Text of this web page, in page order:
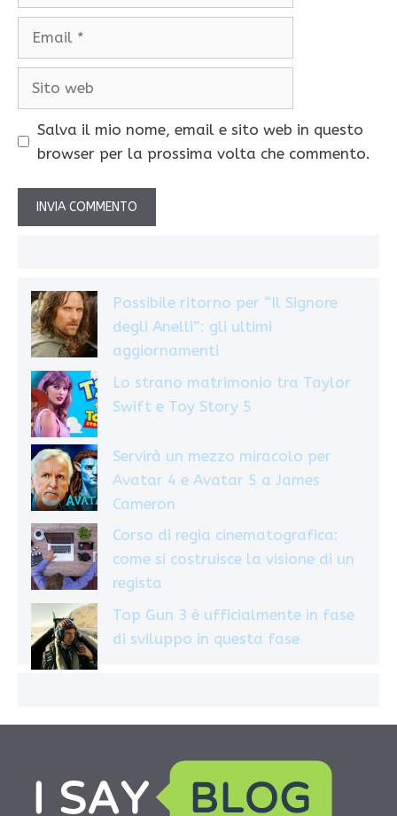
Salva il mio nome, email e sito web in questo
browser per la prossima volta che commento.
Possibile ritorno per “Il Signore
degli Anelli”: gli ultimi
aggiornamenti
Lo strano matrimonio tra Taylor
Swift e Toy Story 5
Servirà un mezzo miracolo per
Avatar 4 e Avatar 5 a James
Cameron
Corso di regia cinematografica:
come si costruisce la visione di un
regista
Top Gun 3 è ufficialmente in fase
di sviluppo in questa fase